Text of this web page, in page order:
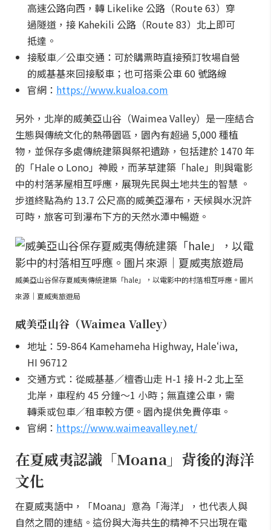
高速公路向西，轉 Likelike 公路（Route 63）穿
過隧道，接 Kahekili 公路（Route 83）北上即可
抵達。
接駁車／公車交通：可於購票時直接預訂牧場自營
的威基基來回接駁車；也可搭乘公車 60 號路線
官網： https://www.kualoa.com
另外，北岸的威美亞山谷（Waimea Valley）是一座結合
生態與傳統文化的熱帶園區，園內有超過 5,000 種植
物，並保存多處傳統建築與祭祀遺跡，包括建於 1470 年
的「Hale o Lono」神殿，而茅草建築「hale」則與電影
中的村落茅屋相互呼應，展現先民與土地共生的智慧 。
步道終點為約 13.7 公尺高的威美亞瀑布，天候與水況許
可時，旅客可到瀑布下方的天然水潭中暢遊。
威美亞山谷保存夏威夷傳統建築「hale」，以電影中的村落相互呼應。圖片
來源｜夏威夷旅遊局
威美亞山谷（Waimea Valley）
地址：59-864 Kamehameha Highway, Haleʻiwa,
HI 96712
交通方式：從威基基／檀香山走 H-1 接 H-2 北上至
北岸，車程約 45 分鐘～1 小時；無直達公車，需
轉乘或包車／租車較方便。園內提供免費停車。
官網： https://www.waimeavalley.net/
在夏威夷認識「Moana」背後的海洋
文化
在夏威夷語中，「Moana」意為「海洋」，也代表人與
自然之間的連結。這份與大海共生的精神不只出現在電